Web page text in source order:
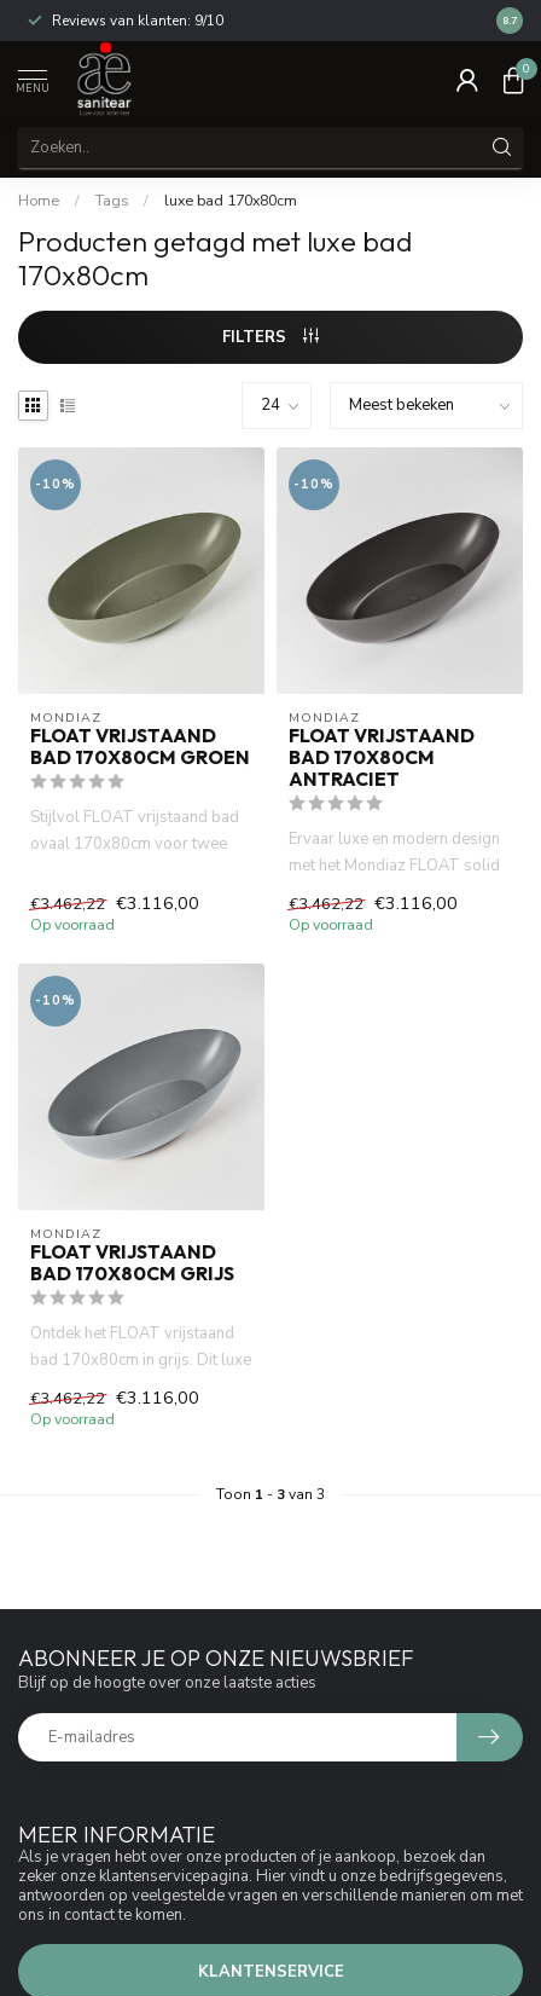
Reviews van klanten: 9/10 14
8.7
MENU
0
Home / Tags / luxe bad 170x80cm
Producten getagd met luxe bad
170x80cm
FILTERS
-10%
MONDIAZ
FLOAT VRIJSTAAND
BAD 170X80CM GROEN
Stijlvol FLOAT vrijstaand bad
ovaal 170x80cm voor twee
€3.462,22 €3.116,00
Op voorraad
-10%
MONDIAZ
FLOAT VRIJSTAAND
BAD 170X80CM
ANTRACIET
Ervaar luxe en modern design
met het Mondiaz FLOAT solid
surface vrijstaand bad ...
€3.462,22 €3.116,00
Op voorraad
-10%
MONDIAZ
FLOAT VRIJSTAAND
BAD 170X80CM GRIJS
Ontdek het FLOAT vrijstaand
bad 170x80cm in grijs. Dit luxe
bad biedt ultiem com...
€3.462,22 €3.116,00
Op voorraad
Toon 1 - 3van 3
MEER INFORMATIE
Als je vragen hebt over onze producten of je aankoop, bezoek dan
zeker onze klantenservicepagina. Hier vindt u onze bedrijfsgegevens,
antwoorden op veelgestelde vragen en verschillende manieren om met
ons in contact te komen.
KLANTENSERVICE
ABONNEER JE OP ONZE NIEUWSBRIEF
Blijf op de hoogte over onze laatste acties